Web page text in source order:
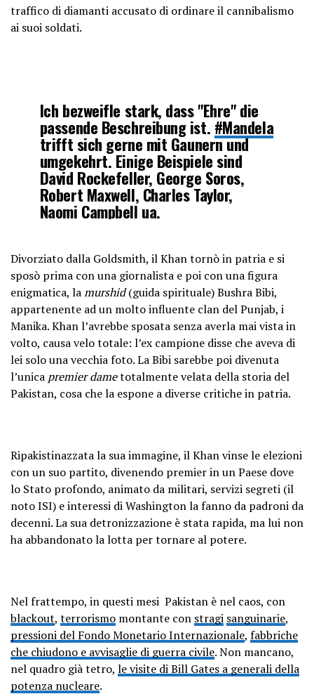
traffico di diamanti accusato di ordinare il cannibalismo
ai suoi soldati.
Ich bezweifle stark, dass "Ehre" die
passende Beschreibung ist. #Mandela
trifft sich gerne mit Gaunern und
umgekehrt. Einige Beispiele sind
David Rockefeller, George Soros,
Robert Maxwell, Charles Taylor,
Naomi Campbell ua.
— SheepNoMore (@SheepNoMore7)
June 25, 2022
Divorziato dalla Goldsmith, il Khan tornò in patria e si
sposò prima con una giornalista e poi con una figura
enigmatica, lamurshid(guida spirituale) Bushra Bibi,
appartenente ad un molto influente clan del Punjab, i
Manika. Khan l’avrebbe sposata senza averla mai vista in
volto, causa velo totale: l’ex campione disse che aveva di
lei solo una vecchia foto. La Bibi sarebbe poi divenuta
l’unica premier dametotalmente velata della storia del
Pakistan, cosa che la espone a diverse critiche in patria.
Ripakistinazzata la sua immagine, il Khan vinse le elezioni
con un suo partito, divenendo premier in un Paese dove
lo Stato profondo, animato da militari, servizi segreti (il
noto ISI) e interessi di Washington la fanno da padroni da
decenni. La sua detronizzazione è stata rapida, ma lui non
ha abbandonato la lotta per tornare al potere.
Nel frattempo, in questi mesi Pakistan è nel caos, con
blackout, terrorismo montante con stragi sanguinarie,
pressioni del Fondo Monetario Internazionale, fabbriche
che chiudono e avvisaglie di guerra civile. Non mancano,
nel quadro già tetro, le visite di Bill Gates a generali della
potenza nucleare.